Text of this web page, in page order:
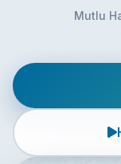
Mutlu